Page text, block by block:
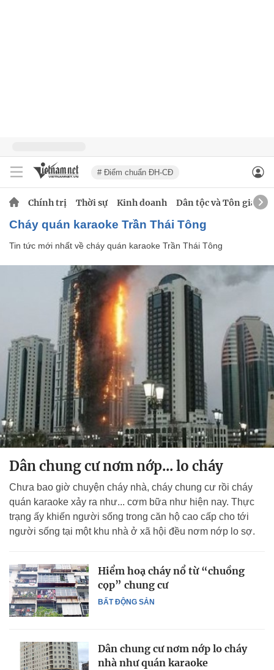
# Điểm chuẩn ĐH-CĐ
Chính trị Thời sự Kinh doanh Dân tộc và Tôn giáo
cháy quán karaoke Trần Thái Tông
Tin tức mới nhất về cháy quán karaoke Trần Thái Tông
Dân chung cư nơm nớp... lo cháy
Chưa bao giờ chuyện cháy nhà, cháy chung cư rồi cháy
quán karaoke xảy ra như... cơm bữa như hiện nay. Thực
trạng ấy khiến người sống trong căn hộ cao cấp cho tới
người sống tại một khu nhà ở xã hội đều nơm nớp lo sợ.
BẤT ĐỘNG SẢN
Hiểm hoạ cháy nổ từ “chuồng
cọp” chung cư
Dân chung cư nơm nớp lo cháy
nhà như quán karaoke